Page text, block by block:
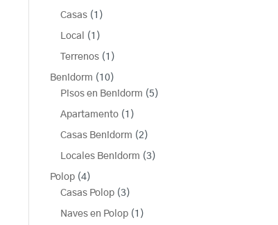
Casas 1 1
producto
Local 1 1
producto
Terrenos 1 1
producto
Benidorm 1010
productos
Pisos en Benidorm 5 5
Apartamento 1 1
producto
Casas Benidorm 2 2
productos
Locales Benidorm 33
Polop 44
productos
Casas Polop 33
productos
Naves en Polop 1 1